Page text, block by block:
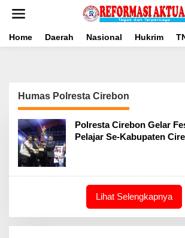
Home Daerah Nasional Hukrim
Humas Polresta Cirebon
Polresta Cirebon Gelar
Pelajar Se-Kabupaten
Lihat Selengkapnya